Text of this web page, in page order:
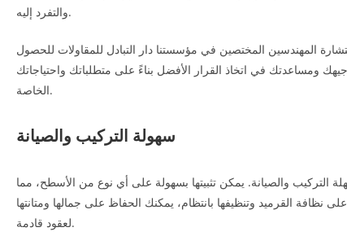
والتفرد إليه.
المهندسين المختصين في مؤسستنا دار التبادل للمقاولات للحصول
ومساعدتك في اتخاذ القرار الأفضل بناءً على متطلباتك واحتياجاتك
الخاصة.
سهولة التركيب والصيانة
التركيب والصيانة. يمكن تثبيتها بسهولة على أي نوع من الأسطح، مما
نظافة القرميد وتنظيفها بانتظام، يمكنك الحفاظ على جمالها ومتانتها
لعقود قادمة.